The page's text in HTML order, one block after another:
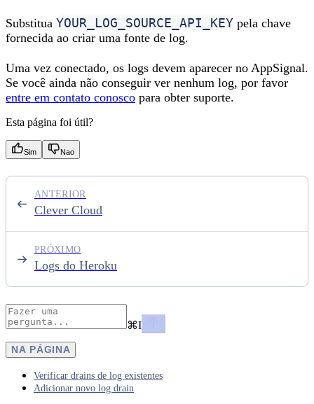
Substitua YOUR_LOG_SOURCE_API_KEY pela chave
fornecida ao criar uma fonte de log.
Uma vez conectado, os logs devem aparecer no AppSignal.
Se você ainda não conseguir ver nenhum log, por favor
entre em contato conosco para obter suporte.
Esta página foi útil?
Sim Nao
Clever Cloud
ANTERIOR
Logs do Heroku
PRÓXIMO
⌘I
NA PÁGINA
Verificar drains de log existentes
Adicionar novo log drain